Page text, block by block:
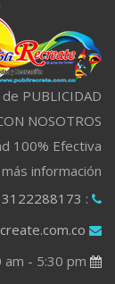
PUBLICIDAD
NOSOTROS
100% Efectiva
información
: 3122288173